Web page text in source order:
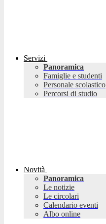
Servizi
Panoramica
Famiglie e studenti
Personale scolastico
Percorsi di studio
Novità
Panoramica
Le notizie
Le circolari
Calendario eventi
Albo online